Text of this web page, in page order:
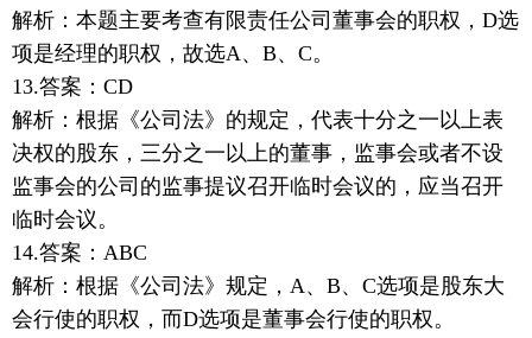
解析：本题主要考查有限责任公司董事会的职权，D选
项是经理的职权，故选A、B、C。
13.答案：CD
解析：根据《公司法》的规定，代表十分之一以上表
决权的股东，三分之一以上的董事，监事会或者不设
监事会的公司的监事提议召开临时会议的，应当召开
临时会议。
14.答案：ABC
解析：根据《公司法》规定，A、B、C选项是股东大
会行使的职权，而D选项是董事会行使的职权。